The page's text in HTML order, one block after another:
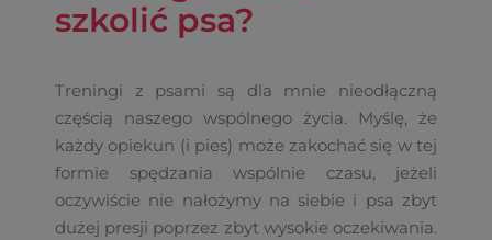
szkolić psa?
Treningi z psami są dla mnie nieodłączną
częścią naszego wspólnego życia. Myślę, że
każdy opiekun (i pies) może zakochać się w tej
formie spędzania wspólnie czasu, jeżeli
oczywiście nie nałożymy na siebie i psa zbyt
dużej presji poprzez zbyt wysokie oczekiwania.